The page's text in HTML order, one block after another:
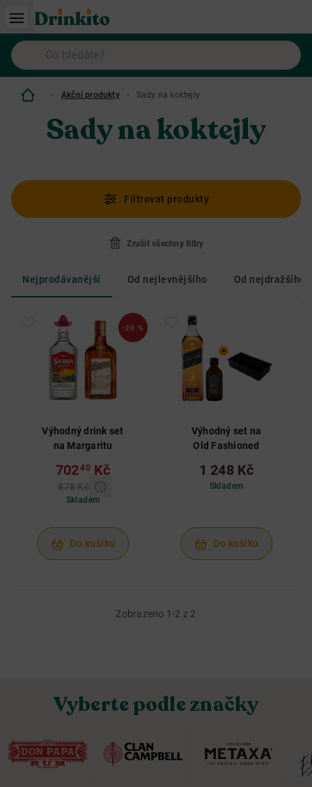
Akční produkty Sady na koktejly
Sady na koktejly
Filtrovat produkty
Zrušit všechny filtry
Nejprodávanější Od nejlevnějšího Od nejdražšího
-20 %
Výhodný drink set
na Margaritu
70240 Kč
878 Kč
Skladem
Do košíku
Výhodný set na
Old Fashioned
1 248 Kč
Skladem
Do košíku
Zobrazeno 1-2 z 2
Vyberte podle značky